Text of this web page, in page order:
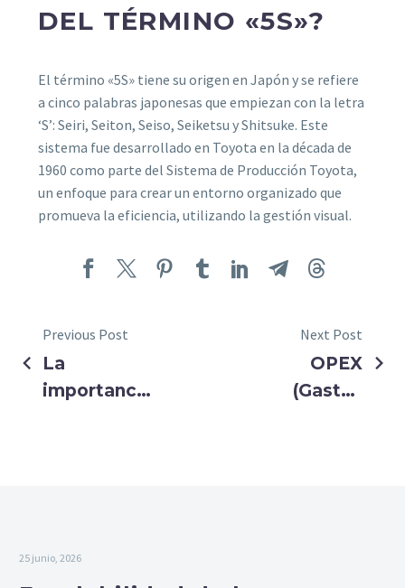
DEL TÉRMINO «5S»?
El término «5S» tiene su origen en Japón y se refiere
a cinco palabras japonesas que empiezan con la letra
‘S’: Seiri, Seiton, Seiso, Seiketsu y Shitsuke. Este
sistema fue desarrollado en Toyota en la década de
1960 como parte del Sistema de Producción Toyota,
un enfoque para crear un entorno organizado que
promueva la eficiencia, utilizando la gestión visual.
Previous Post
La
importancia
desarrollo
Next Post
OPEX
(Gastos
25 junio, 2026